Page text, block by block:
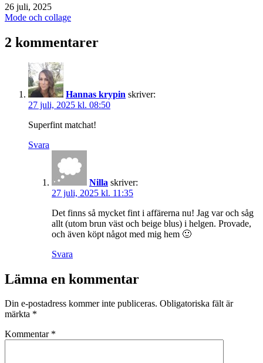
Publicerat
den
26 juli, 2025
Kategoriserat
Mode och collage
2 kommentarer
Hannas krypin skriver:
27 juli, 2025 kl. 08:50
Superfint matchat!
Svara
Nilla skriver:
27 juli, 2025 kl. 11:35
Det finns så mycket fint i affärerna nu! Jag var och såg
allt (utom brun väst och beige blus) i helgen. Provade,
och även köpt något med mig hem 🙂
Svara
Lämna en kommentar
Din e-postadress kommer inte publiceras. Obligatoriska fält är
märkta *
Kommentar *